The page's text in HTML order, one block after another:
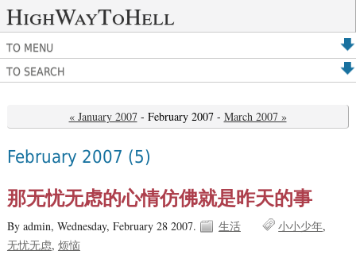
HighWayToHell
TO MENU
TO SEARCH
« January 2007- February 2007 - March 2007 »
February 2007 (5)
那无忧无虑的心情仿佛就是昨天的事
By admin, Wednesday, February 28 2007. 生活
小小少年
无忧无虑 烦恼